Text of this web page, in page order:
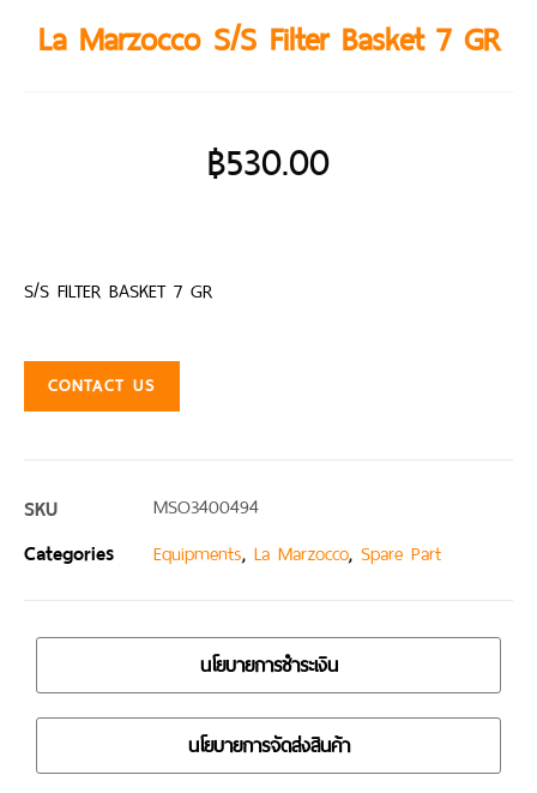
La Marzocco S/S Filter Basket 7 GR
฿530.00
S/S FILTER BASKET 7 GR
CONTACT US
SKU MSO3400494
Categories Equipments, La Marzocco, Spare Part
นโยบายการชำระเงิน
นโยบายการจัดส่งสินค้า